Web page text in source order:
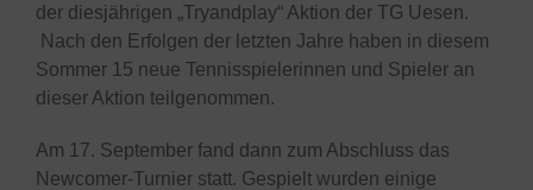
der diesjährigen „Tryandplay“ Aktion der TG Uesen.
Nach den Erfolgen der letzten Jahre haben in diesem
Sommer 15 neue Tennisspielerinnen und Spieler an
dieser Aktion teilgenommen.
Am 17. September fand dann zum Abschluss das
Newcomer-Turnier statt. Gespielt wurden einige